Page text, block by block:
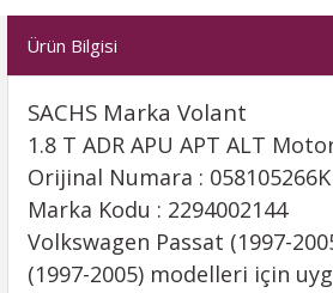
Ürün Bilgisi
SACHS Marka Volant
1.8 T ADR APU APT ALT
Orijinal Numara :
Marka Kodu : 2294002144
Volkswagen Passat (1997-
(1997-2005) modelleri için